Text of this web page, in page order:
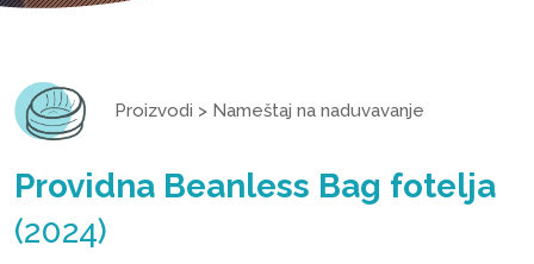
Proizvodi > Nameštaj na naduvavanje
Providna Beanless Bag fotelja
(2024)